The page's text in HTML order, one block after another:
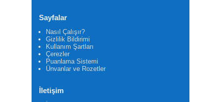
Sayfalar
Nasıl Çalışır?
Gizlilik Bildirimi
Kullanım Şartları
Çerezler
Puanlama Sistemi
Ünvanlar ve Rozetler
İletişim